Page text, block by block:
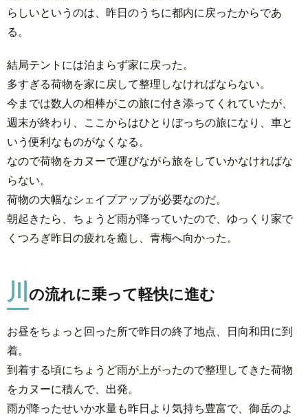
2.
流
れ
乗
っ
て
軽
快
に
む
気温
と
しい
4.
葦
の
らしいというのは、昨日のうちに都内に戻ったからであ
る。
結局テントには泊まらず家に戻った。
多すぎる荷物を家に戻して整理しなければならない。
今までは数人の相棒がこの旅に付き添ってくれていたが、
週末が終わり、ここからはひとりぼっちの旅になり、車と
いう便利なものがなくなる。
なので荷物をカヌーで運びながら旅をしていかなければな
らない。
荷物の大幅なシェイプアップが必要なのだ。
朝起きたら、ちょうど雨が降っていたので、ゆっくり家で
くつろぎ昨日の疲れを癒し、青梅へ向かった。
川 の流れに乗って軽快に進む
お昼をちょっと回った所で昨日の終了地点、日向和田に到
着。
到着する頃にちょうど雨が上がったので整理してきた荷物
をカヌーに積んで、出発。
雨が降ったせいか水量も昨日より気持ち豊富で、御岳のよ